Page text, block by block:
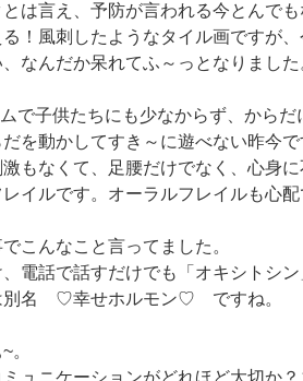
とは言え、予防が言われる今とんで
！風刺したようなタイル画ですが
なんだか呆れてふ～っとなりました
で子供たちにも少なからず、から
を動かしてすき～に遊べない昨今
激もなくて、足腰だけでなく、心身
イルです。オーラルフレイルも心配
こんなこと言ってました。
電話で話すだけでも「オキシトシ
別名 ♡幸せホルモン♡ ですね。
。
ュニケーションがどれほど大切か